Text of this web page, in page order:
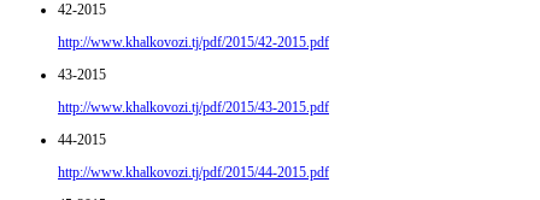
42-2015
http://www.khalkovozi.tj/pdf/2015/42-2015.pdf
43-2015
http://www.khalkovozi.tj/pdf/2015/43-2015.pdf
44-2015
http://www.khalkovozi.tj/pdf/2015/44-2015.pdf